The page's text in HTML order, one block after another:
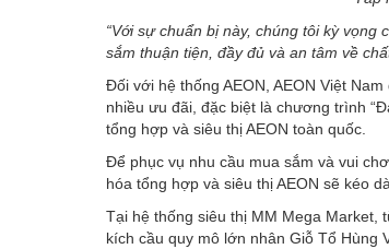
“Với sự chuẩn bị này, chúng tôi kỳ
sắm thuận tiện, đầy đủ và an tâm về
Đối với hệ thống AEON, AEON Việt
nhiều ưu đãi, đặc biệt là chương trình
tổng hợp và siêu thị AEON toàn quốc.
Để phục vụ nhu cầu mua sắm và vui
hóa tổng hợp và siêu thị AEON sẽ kéo
Tại hệ thống siêu thị MM Mega Market,
kích cầu quy mô lớn nhân Giỗ Tổ Hùng